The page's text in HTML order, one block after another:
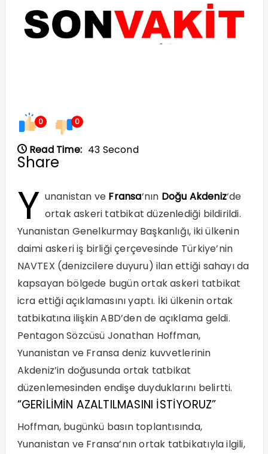
0 0
Read Time: 43 Second
Share
Y unanistan ve Fransa‘nın Doğu Akdeniz‘de
ortak askeri tatbikat düzenlediği bildirildi.
Yunanistan Genelkurmay Başkanlığı, iki ülkenin
daimi askeri iş birliği çerçevesinde Türkiye’nin
NAVTEX (denizcilere duyuru) ilan ettiği sahayı da
kapsayan bölgede bugün ortak askeri tatbikat
icra ettiği açıklamasını yaptı. İki ülkenin ortak
tatbikatına ilişkin ABD’den de açıklama geldi.
Pentagon Sözcüsü Jonathan Hoffman,
Yunanistan ve Fransa deniz kuvvetlerinin
Akdeniz’in doğusunda ortak tatbikat
düzenlemesinden endişe duyduklarını belirtti.
“GERİLİMİN AZALTILMASINI İSTİYORUZ”
Hoffman, bugünkü basın toplantısında,
Yunanistan ve Fransa’nın ortak tatbikatıyla ilgili,